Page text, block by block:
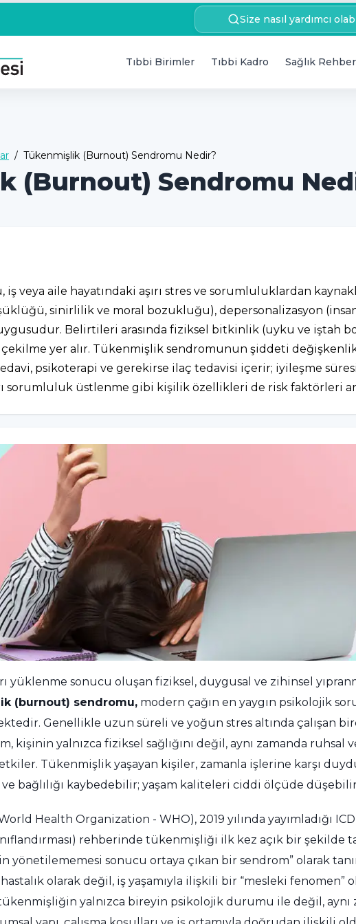
Size nasıl yardımcı
Tıbbi Birimler Tıbbi Kadro Sağlık
/ Tükenmişlik (Burnout) Sendromu Nedir?
(Burnout) Sendromu
veya aile hayatındaki aşırı stres ve sorumluluklardan
sinirlilik ve moral bozukluğu), depersonalizasyon
Belirtileri arasında fiziksel bitkinlik (uyku ve iştah
yer alır. Tükenmişlik sendromunun şiddeti
psikoterapi ve gerekirse ilaç tedavisi içerir; iyileşme
sorumluluk üstlenme gibi kişilik özellikleri de risk faktörleri
yüklenme sonucu oluşan fiziksel, duygusal ve zihinsel
(burnout) sendromu, modern çağın en yaygın psikolojik
Genellikle uzun süreli ve yoğun stres altında çalışan
kişinin yalnızca fiziksel sağlığını değil, aynı zamanda ruhsal
Tükenmişlik yaşayan kişiler, zamanla işlerine karşı
ve bağlılığı kaybedebilir; yaşam kaliteleri ciddi ölçüde
Health Organization - WHO), 2019 yılında yayımladığı ICD-
rehberinde tükenmişliği ilk kez açık bir şekilde
yönetilememesi sonucu ortaya çıkan bir sendrom” olarak
olarak değil, iş yaşamıyla ilişkili bir “mesleki fenomen”
tükenmişliğin yalnızca bireyin psikolojik durumu ile değil, aynı